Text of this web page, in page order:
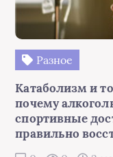
Разное
Катаболизм и
почему
спортивные
правильно